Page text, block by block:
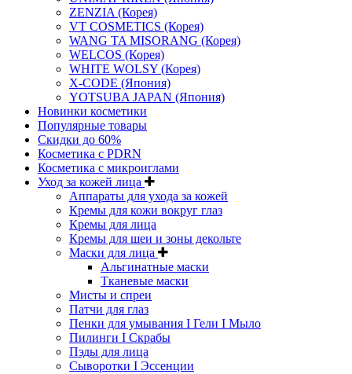
ZENZIA (Корея)
VT COSMETICS (Корея)
WANG TA MISORANG (Корея)
WELCOS (Корея)
WHITE WOLSY (Корея)
X-CODE (Япония)
YOTSUBA JAPAN (Япония)
Новинки косметики
Популярные товары
Скидки до 60%
Косметика с PDRN
Косметика с микроиглами
Уход за кожей лица
Аппараты для ухода за кожей
Кремы для кожи вокруг глаз
Кремы для лица
Кремы для шеи и зоны декольте
Маски для лица
Альгинатные маски
Тканевые маски
Мисты и спреи
Патчи для глаз
Пенки для умывания I Гели I Мыло
Пилинги I Cкрабы
Пэды для лица
Сыворотки I Эссенции